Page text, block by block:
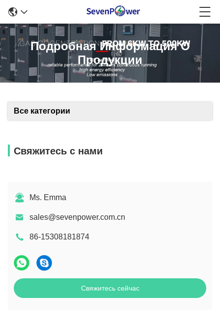
Подробная Информация О
Продукции
Все категории
Свяжитесь с нами
Ms. Emma
sales@sevenpower.com.cn
86-15308181874
Свяжитесь сейчас